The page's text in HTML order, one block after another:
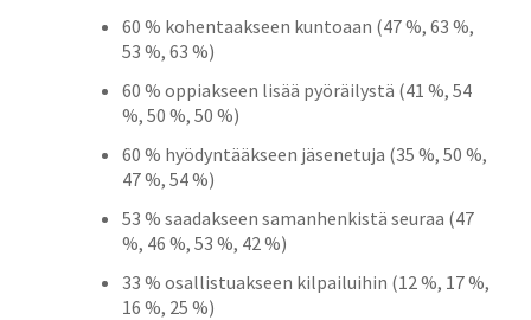
60 % kohentaakseen kuntoaan (47 %, 63 %,
53 %, 63 %)
60 % oppiakseen lisää pyöräilystä (41 %, 54
%, 50 %, 50 %)
60 % hyödyntääkseen jäsenetuja (35 %, 50 %,
47 %, 54 %)
53 % saadakseen samanhenkistä seuraa (47
%, 46 %, 53 %, 42 %)
33 % osallistuakseen kilpailuihin (12 %, 17 %,
16 %, 25 %)